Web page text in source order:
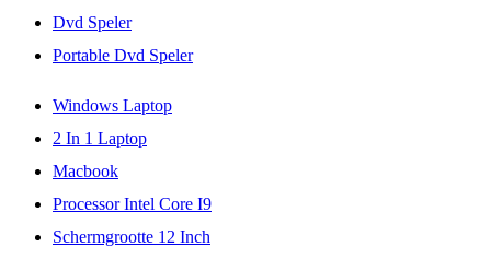
Dvd Speler
Portable Dvd Speler
Windows Laptop
2 In 1 Laptop
Macbook
Processor Intel Core I9
Schermgrootte 12 Inch